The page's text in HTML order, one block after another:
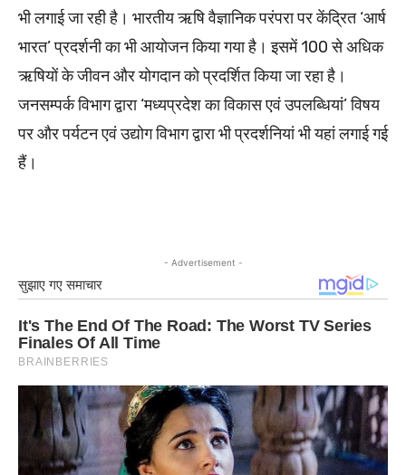
भी लगाई जा रही है। भारतीय ऋषि वैज्ञानिक परंपरा पर केंद्रित ‘आर्ष
भारत’ प्रदर्शनी का भी आयोजन किया गया है। इसमें 100 से अधिक
ऋषियों के जीवन और योगदान को प्रदर्शित किया जा रहा है।
जनसम्पर्क विभाग द्वारा ‘मध्यप्रदेश का विकास एवं उपलब्धियां’ विषय
पर और पर्यटन एवं उद्योग विभाग द्वारा भी प्रदर्शनियां भी यहां लगाई गई
हैं।
- Advertisement -